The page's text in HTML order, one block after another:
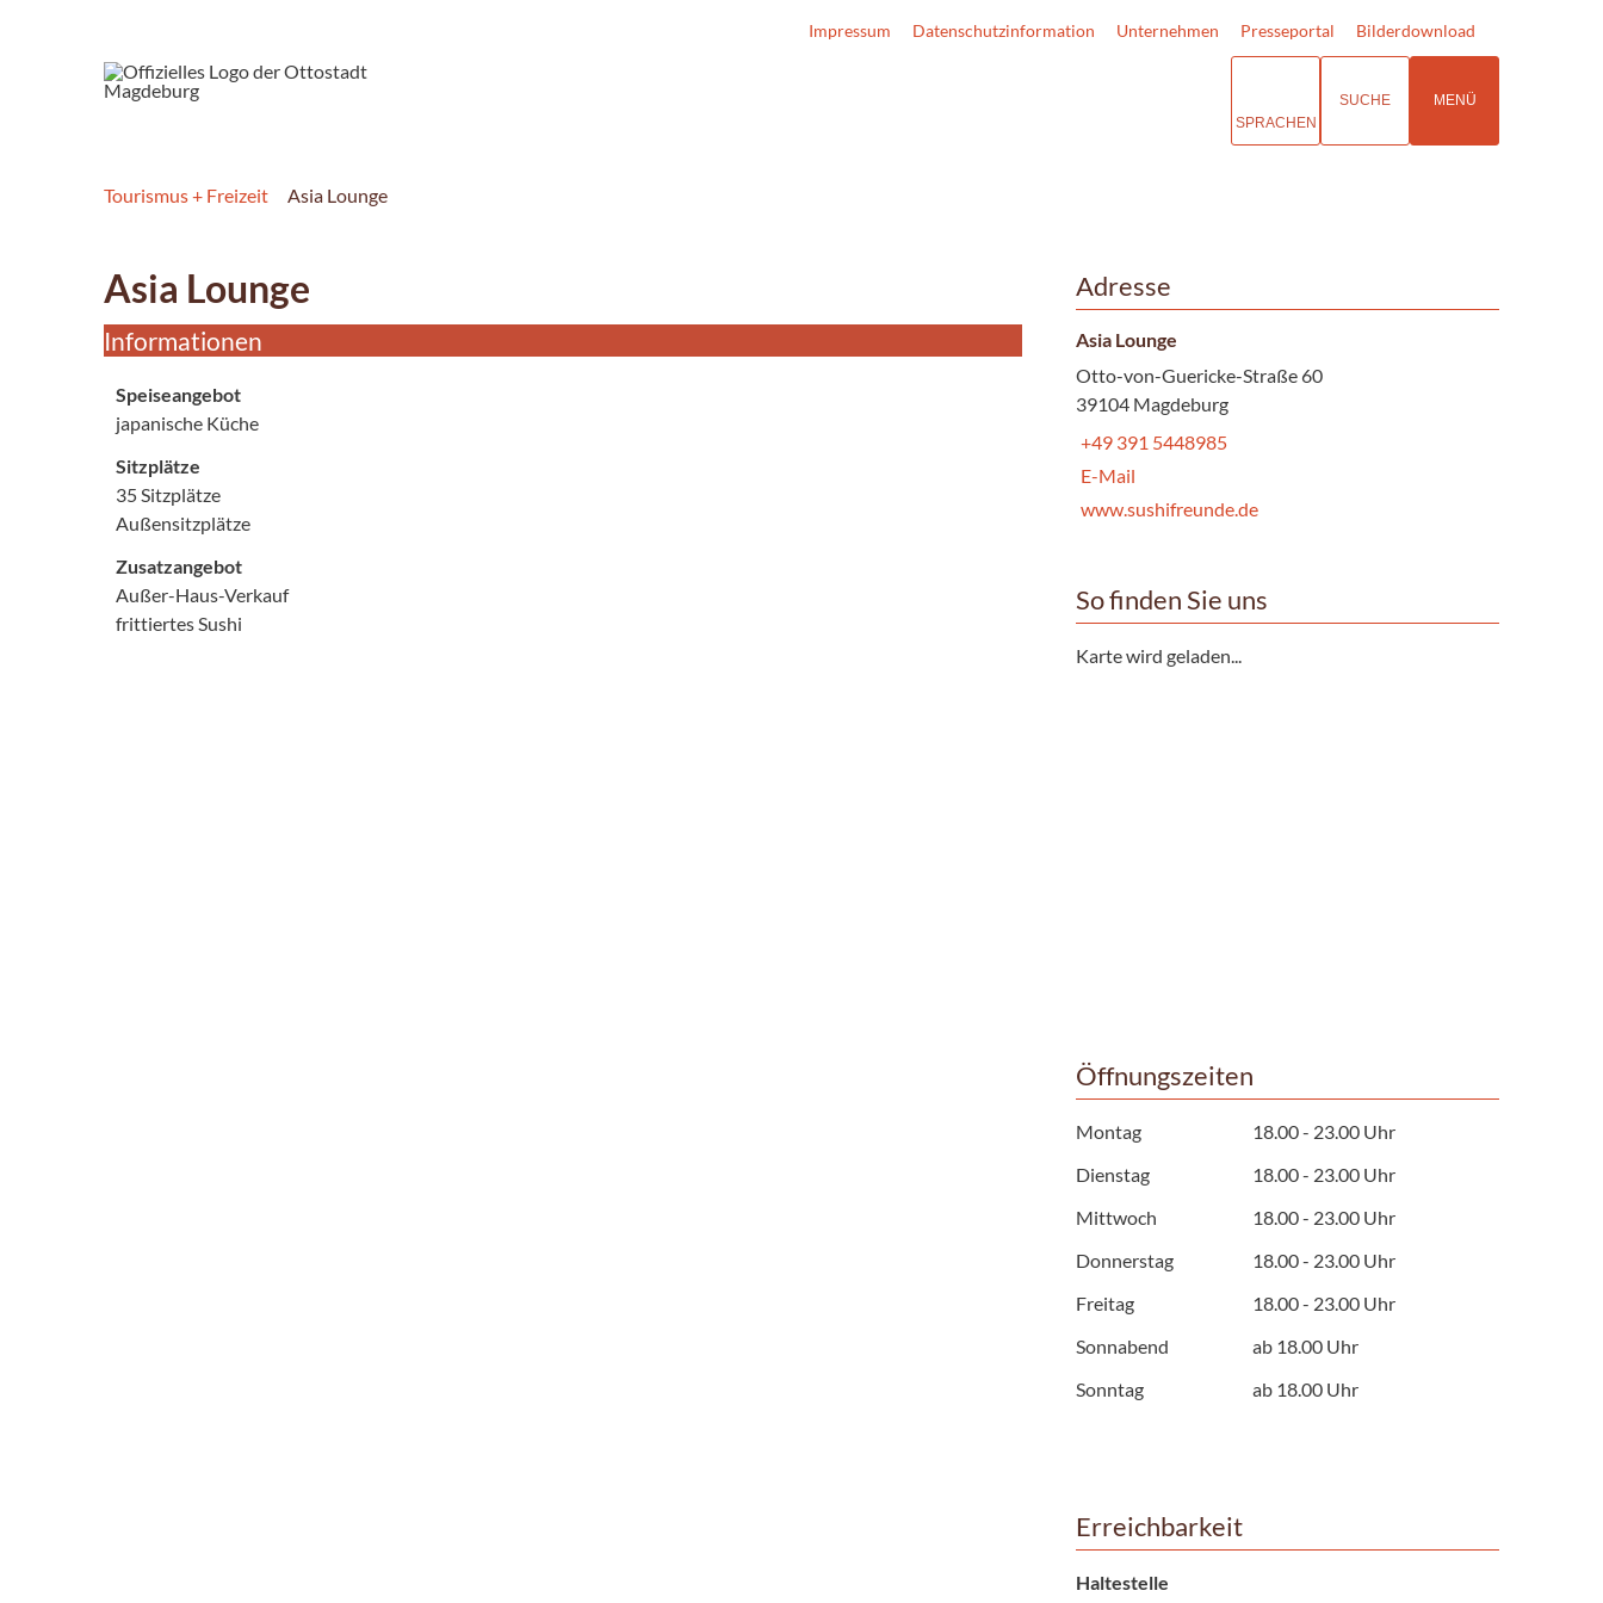
Impressum Datenschutzinformation Unternehmen Presseportal Bilderdownload
SPRACHEN
SUCHE MENÜ
Tourismus + Freizeit Asia Lounge
Asia Lounge
Informationen
Speiseangebot
japanische Küche
Sitzplätze
35 Sitzplätze
Außensitzplätze
Zusatzangebot
Außer-Haus-Verkauf
frittiertes Sushi
Adresse
Asia Lounge
Otto-von-Guericke-Straße 60
39104 Magdeburg
+49 391 5448985
E-Mail
www.sushifreunde.de
So finden Sie uns
Karte wird geladen...
Öffnungszeiten
Montag
18.00 - 23.00 Uhr
Dienstag
18.00 - 23.00 Uhr
Mittwoch
18.00 - 23.00 Uhr
Donnerstag
18.00 - 23.00 Uhr
Freitag
18.00 - 23.00 Uhr
Sonnabend
ab 18.00 Uhr
Sonntag
ab 18.00 Uhr
Erreichbarkeit
Haltestelle